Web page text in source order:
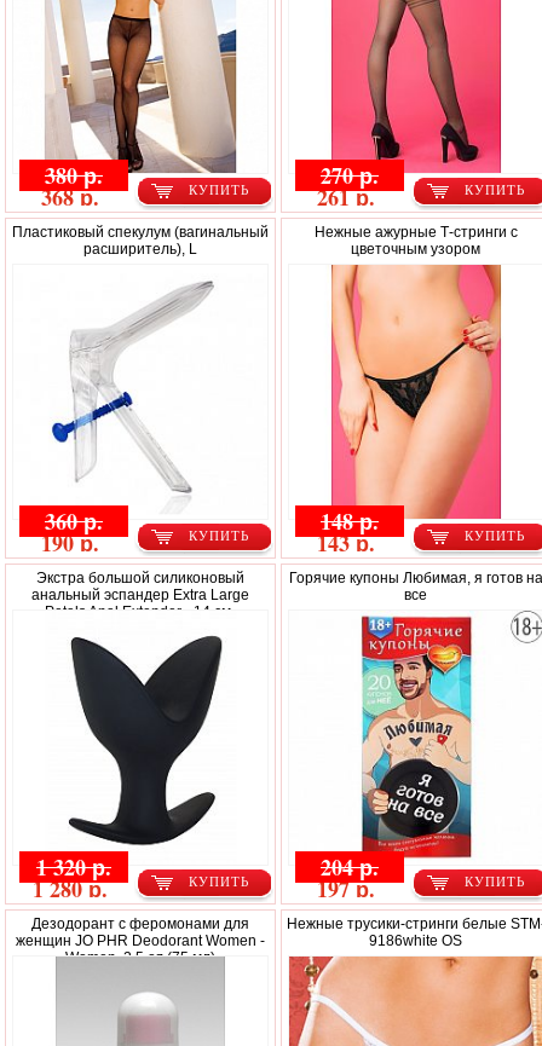
КУПИТЬ
380 р.
368 р. КУПИТЬ
270 р.
261 р.
Пластиковый спекулум (вагинальный
расширитель), L
КУПИТЬ
360 р.
190 р.
Нежные ажурные Т-стринги с
цветочным узором
КУПИТЬ
148 р.
143 р.
Экстра большой силиконовый
анальный эспандер Extra Large
Petals Anal Extender - 14 см.
КУПИТЬ
1 320 р.
1 280 р.
Горячие купоны Любимая, я готов на
все
КУПИТЬ
204 р.
197 р.
Дезодорант с феромонами для
женщин JO PHR Deodorant Women -
Women, 2.5 oz (75 мл)
Нежные трусики-стринги белые
9186white OS